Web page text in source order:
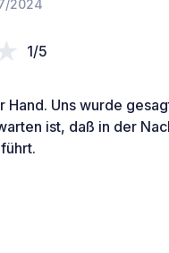
2024
1/5
Hand. Uns wurde
ist, daß in der